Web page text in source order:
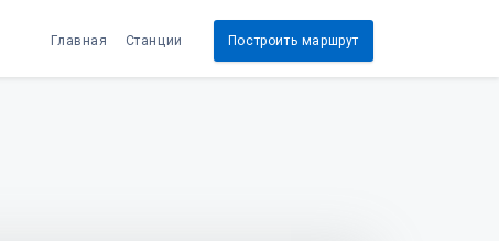
Главная Станции Построить маршрут